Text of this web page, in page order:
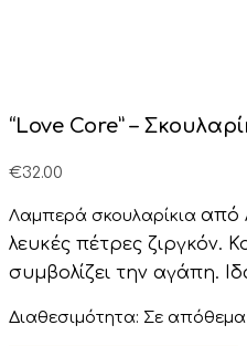
“Love Core” –
€32.00
Λαμπερά σκουλαρίκια από
λευκές πέτρες ζιργκόν.
συμβολίζει την αγάπη.
Διαθεσιμότητα: Σε απόθεμα